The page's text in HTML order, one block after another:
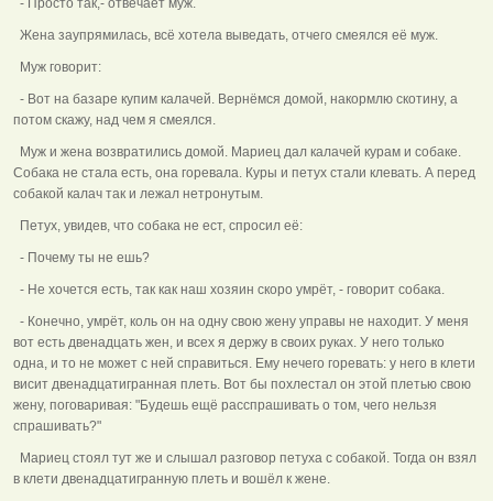
Жена заупрямилась, всё хотела выведать, отчего смеялся её муж.
Муж говорит:
- Вот на базаре купим калачей. Вернёмся домой, накормлю скотину, а
потом скажу, над чем я смеялся.
Муж и жена возвратились домой. Мариец дал калачей курам и собаке.
Собака не стала есть, она горевала. Куры и петух стали клевать. А перед
собакой калач так и лежал нетронутым.
Петух, увидев, что собака не ест, спросил её:
- Почему ты не ешь?
- Не хочется есть, так как наш хозяин скоро умрёт, - говорит собака.
- Конечно, умрёт, коль он на одну свою жену управы не находит. У меня
вот есть двенадцать жен, и всех я держу в своих руках. У него только
одна, и то не может с ней справиться. Ему нечего горевать: у него в клети
висит двенадцатигранная плеть. Вот бы похлестал он этой плетью свою
жену, поговаривая: "Будешь ещё расспрашивать о том, чего нельзя
спрашивать?"
Мариец стоял тут же и слышал разговор петуха с собакой. Тогда он взял
в клети двенадцатигранную плеть и вошёл к жене.